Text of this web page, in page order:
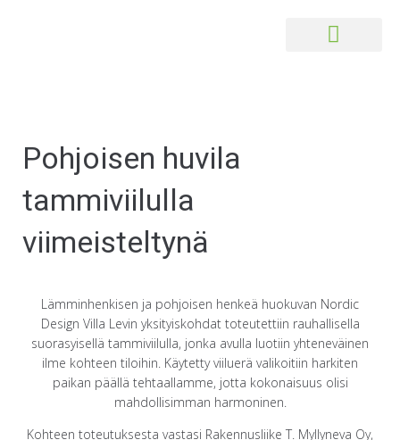
Pohjoisen huvila
tammiviilulla
viimeisteltynä
Lämminhenkisen ja pohjoisen henkeä huokuvan Nordic
Design Villa Levin yksityiskohdat toteutettiin rauhallisella
suorasyisellä tammiviilulla, jonka avulla luotiin yhteneväinen
ilme kohteen tiloihin. Käytetty viiluerä valikoitiin harkiten
paikan päällä tehtaallamme, jotta kokonaisuus olisi
mahdollisimman harmoninen.
Kohteen toteutuksesta vastasi Rakennusliike T. Myllyneva Oy,